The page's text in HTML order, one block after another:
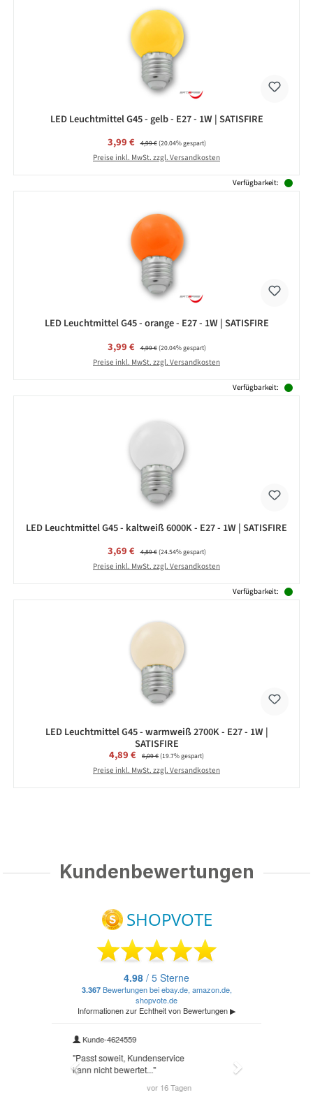
LED Leuchtmittel G45 - gelb - E27 - 1W | SATISFIRE
Verkaufspreis:
3,99 € Regulärer Preis:
4,99 €(20.04% gespart)
Preise inkl. MwSt. zzgl. Versandkosten
Verfügbarkeit:
LED Leuchtmittel G45 - orange - E27 - 1W | SATISFIRE
Verkaufspreis:
3,99 € Regulärer Preis:
4,99 €(20.04% gespart)
Preise inkl. MwSt. zzgl. Versandkosten
Verfügbarkeit:
LED Leuchtmittel G45 - kaltweiß 6000K - E27 - 1W | SATISFIRE
Verkaufspreis:
3,69 € Regulärer Preis:
4,89 €(24.54% gespart)
Preise inkl. MwSt. zzgl. Versandkosten
Verfügbarkeit:
LED Leuchtmittel G45 - warmweiß 2700K - E27 - 1W |
SATISFIRE
Verkaufspreis:
4,89 € Regulärer Preis:
6,09 €(19.7% gespart)
Preise inkl. MwSt. zzgl. Versandkosten
Kundenbewertungen